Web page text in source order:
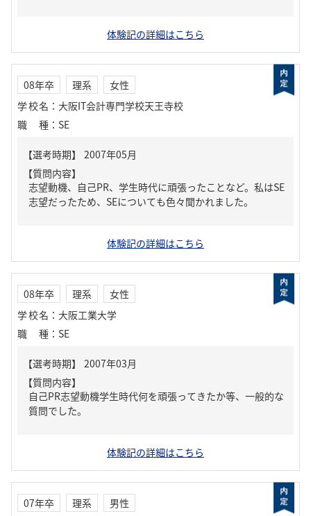
体験記の詳細はこちら
08年卒 理系
女性
学校名 ： 大阪IT会計専門学校天王寺校
職種 ： SE
【質問内容】
志望動機、自己PR、学生時代に頑張ったことなど。私はSE
志望だったため、SEについても色々聞かれました。
体験記の詳細はこちら
08年卒 理系
女性
学校名 ： 大阪工業大学
職種 ： SE
【質問内容】
自己PR志望動機学生時代何を頑張ってきたか等、一般的な
質問でした。
体験記の詳細はこちら
07年卒 理系
男性